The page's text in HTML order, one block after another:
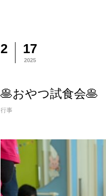
2 17
2025
🥞おやつ試食会🥞
行事